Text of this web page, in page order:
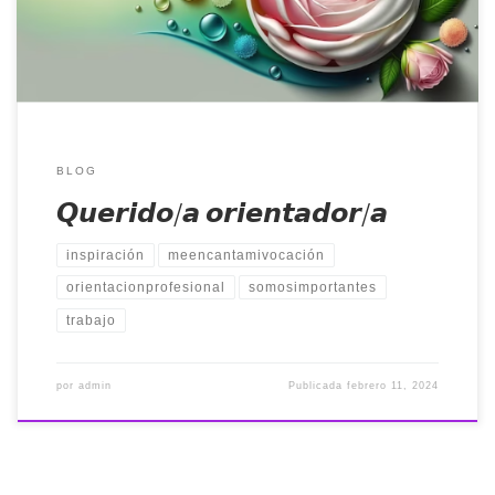
por multitud de motivos:
Llevar más de 1 año desempleado/a
No le llaman para entrevistas
No se le […]
BLOG
𝙌𝙪𝙚𝙧𝙞𝙙𝙤/𝙖 𝙤𝙧𝙞𝙚𝙣𝙩𝙖𝙙𝙤𝙧/𝙖
inspiración meencantamivocación
orientacionprofesional somosimportantes
trabajo
por admin Publicadafebrero 11, 2024